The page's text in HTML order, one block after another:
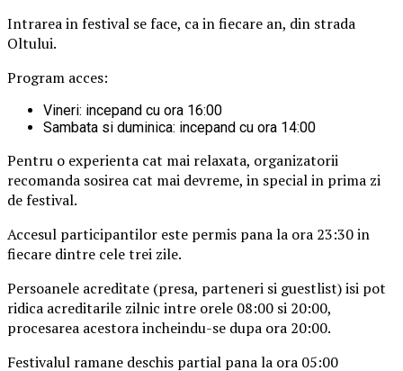
Intrarea in festival se face, ca in fiecare an, din strada
Oltului.
Program acces:
Vineri: incepand cu ora 16:00
Sambata si duminica: incepand cu ora 14:00
Pentru o experienta cat mai relaxata, organizatorii
recomanda sosirea cat mai devreme, in special in prima zi
de festival.
Accesul participantilor este permis pana la ora 23:30 in
fiecare dintre cele trei zile.
Persoanele acreditate (presa, parteneri si guestlist) isi pot
ridica acreditarile zilnic intre orele 08:00 si 20:00,
procesarea acestora incheindu-se dupa ora 20:00.
Festivalul ramane deschis partial pana la ora 05:00